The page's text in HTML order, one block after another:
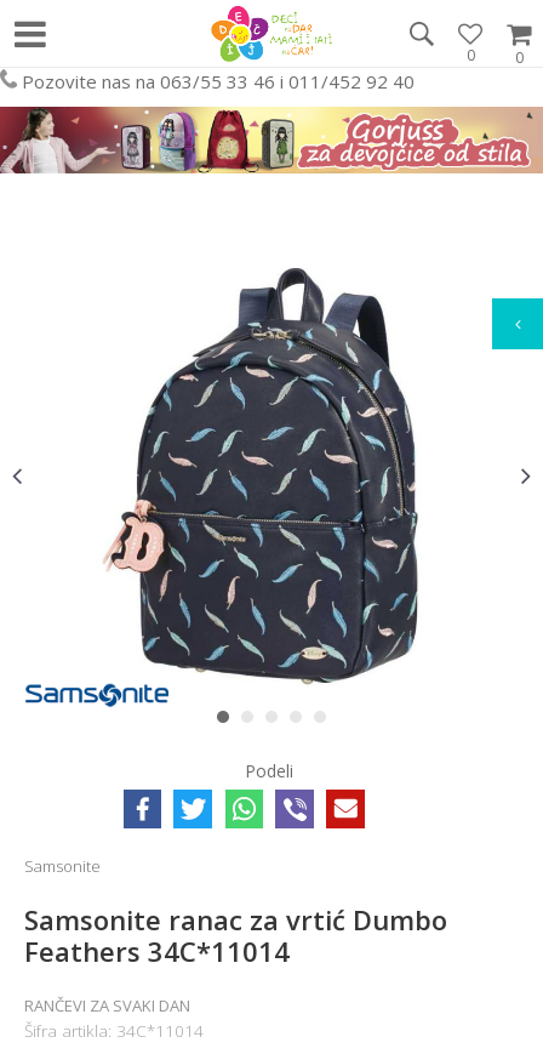
0
0
Pozovite nas na 063/55 33 46 i 011/452 92 40
1 2 3 4 5
Podeli
Samsonite
Samsonite ranac za vrtić Dumbo
Feathers 34C*11014
RANČEVI ZA SVAKI DAN
Šifra artikla: 34C*11014